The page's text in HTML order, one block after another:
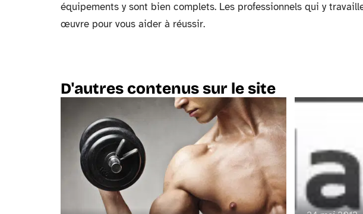
équipements y sont bien complets. Les professionnels qui y
œuvre pour vous aider à réussir.
D'autres contenus sur le site